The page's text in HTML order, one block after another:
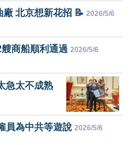
北京想新花招 📝 2026/5/6
商船順利通過 2026/5/6
急太不成熟
員為中共等遊說 2026/5/6